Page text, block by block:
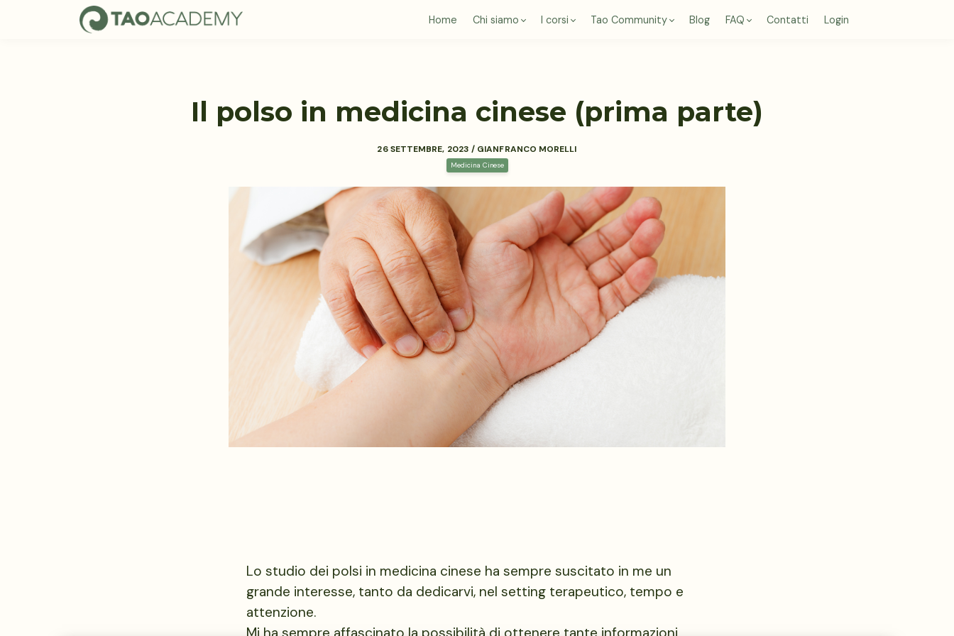
Home Chi siamo I corsi Tao Community Blog FAQ Contatti Login
Il polso in medicina cinese (prima parte)
26 SETTEMBRE, 2023 / GIANFRANCO MORELLI
Medicina Cinese
Lo studio dei polsi in medicina cinese ha sempre suscitato in me un
grande interesse, tanto da dedicarvi, nel setting terapeutico, tempo e
attenzione.